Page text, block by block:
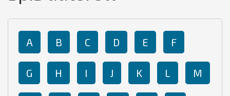
A B C D E F
G H I J K L M